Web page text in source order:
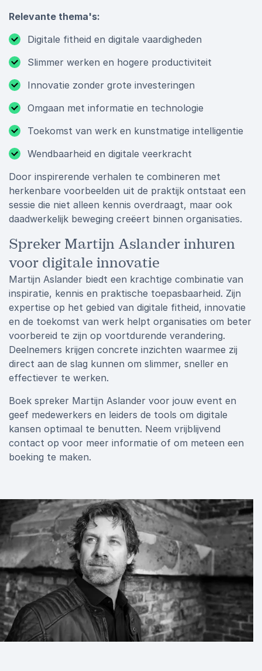
Relevante thema's:
Digitale fitheid en digitale vaardigheden
Slimmer werken en hogere productiviteit
Innovatie zonder grote investeringen
Omgaan met informatie en technologie
Toekomst van werk en kunstmatige intelligentie
Wendbaarheid en digitale veerkracht
Door inspirerende verhalen te combineren met
herkenbare voorbeelden uit de praktijk ontstaat een
sessie die niet alleen kennis overdraagt, maar ook
daadwerkelijk beweging creëert binnen organisaties.
Spreker Martijn Aslander inhuren
voor digitale innovatie
Martijn Aslander biedt een krachtige combinatie van
inspiratie, kennis en praktische toepasbaarheid. Zijn
expertise op het gebied van digitale fitheid, innovatie
en de toekomst van werk helpt organisaties om beter
voorbereid te zijn op voortdurende verandering.
Deelnemers krijgen concrete inzichten waarmee zij
direct aan de slag kunnen om slimmer, sneller en
effectiever te werken.
Boek spreker Martijn Aslander voor jouw event en
geef medewerkers en leiders de tools om digitale
kansen optimaal te benutten. Neem vrijblijvend
contact op voor meer informatie of om meteen een
boeking te maken.